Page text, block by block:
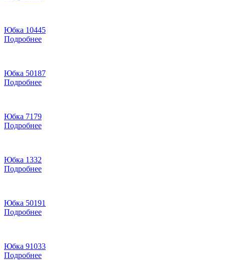
Юбка 10445
Подробнее
Юбка 50187
Подробнее
Юбка 7179
Подробнее
Юбка 1332
Подробнее
Юбка 50191
Подробнее
Юбка 91033
Подробнее